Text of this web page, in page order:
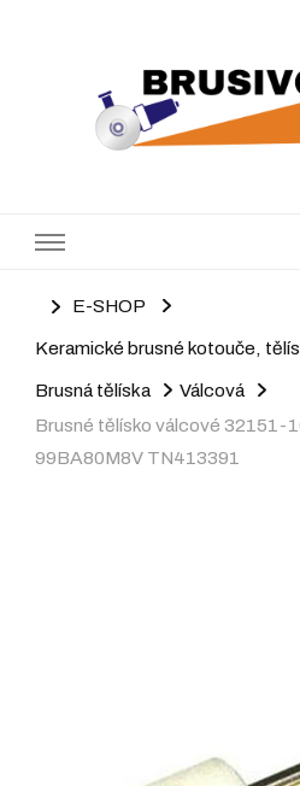
E-SHOP
Keramické brusné kotouče,
Brusná tělíska
Válcová
Brusné tělísko válcové
99BA80M8V TN413391